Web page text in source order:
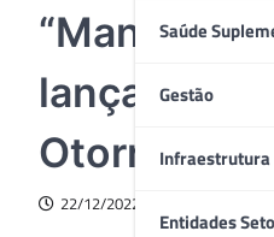
Saúde
Gestão
Infraestrutura
Entidades
“Manual
22/12/2022